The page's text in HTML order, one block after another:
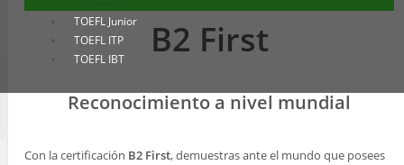
TOEFL Junior
TOEFL ITP
TOEFL IBT
LanguageCert
B2 First
Reconocimiento a nivel mundial
Con la certificación B2 First, demuestras ante el mundo que posees